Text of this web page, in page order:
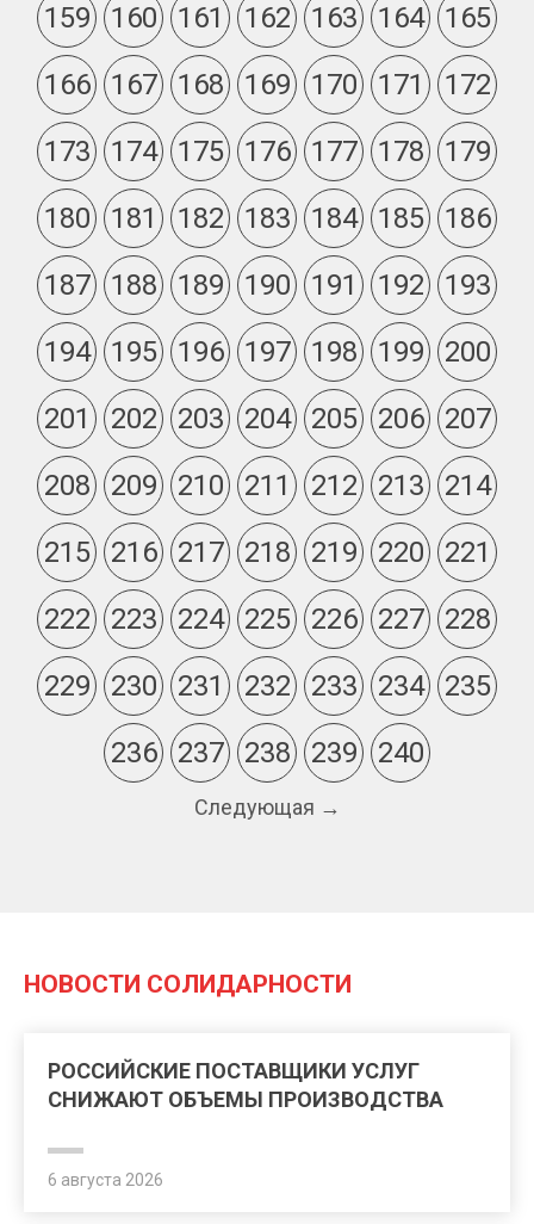
159 160 161 162 163 164
165
166
167 168 169 170 171
172
173
174 175 176 177 178
179
180
181 182 183 184 185
186
187
188 189 190 191 192
193
194
195 196 197 198 199
200
201
202 203 204 205 206
207
208
209 210 211 212 213
214
215
216 217 218 219 220
221
222
223 224 225 226 227
228
229
230 231 232 233 234
235
236
237 238 239 240
Следующая →
НОВОСТИ СОЛИДАРНОСТИ
РОССИЙСКИЕ ПОСТАВЩИКИ УСЛУГ
СНИЖАЮТ ОБЪЕМЫ ПРОИЗВОДСТВА
6 августа 2026